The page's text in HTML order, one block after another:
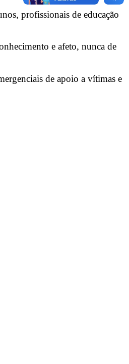
profissionais de educação
e afeto, nunca de
de apoio a vítimas e